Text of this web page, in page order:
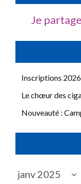
Je
Inscriptions
Le chœur des
Nouveauté :